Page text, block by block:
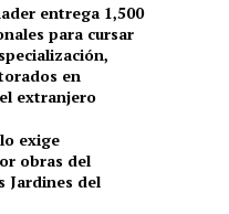
entrega 1,500
para cursar
en
extranjero
exige
obras del
Jardines del